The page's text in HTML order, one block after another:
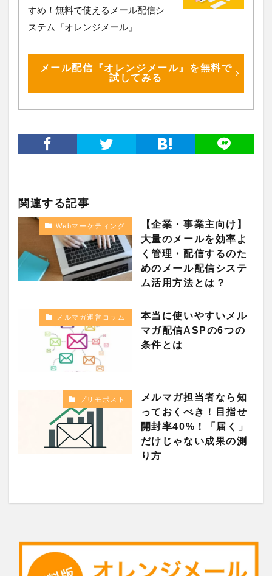
すめ！無料で使えるメール配信シ
ステム『オレンジメール』
メール配信『オレンジメール』を無料で
試してみる
関連する記事
Webマーケティング
【企業・事業主向け】
大量のメールを効率よ
く管理・配信するのた
めのメール配信システ
ム活用方法とは？
メルマガ運営コラム
本当に使いやすいメル
マガ配信ASPの6つの
条件とは
プリモポスト
メルマガ担当者なら知
っておくべき！目指せ
開封率40%！「届く」
だけじゃない成果の測
り方